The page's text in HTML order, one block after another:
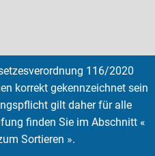
Español
116/2020
korrekt gekennzeichnet sein
gilt daher für alle
finden Sie im Abschnitt «
Sortieren ».